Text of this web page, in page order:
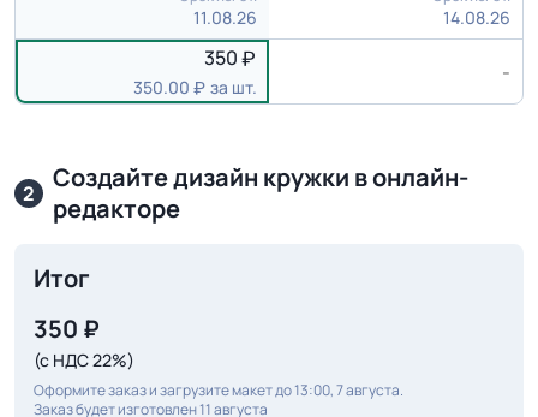
11.08.26 14.08.26
350
350.00 за шт.
-
2
Создайте дизайн кружки в онлайн-
редакторе
Итог
350 ₽
(с НДС 22%)
Оформите заказ и загрузите макет до 13:00, 7 августа.
Заказ будет изготовлен 11 августа